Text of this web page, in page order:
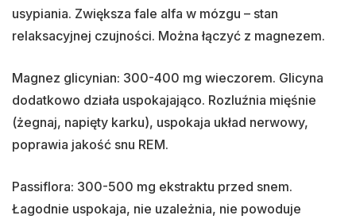
usypiania. Zwiększa fale alfa w mózgu – stan
relaksacyjnej czujności. Można łączyć z magnezem.
Magnez glicynian: 300-400 mg wieczorem. Glicyna
dodatkowo działa uspokajająco. Rozluźnia mięśnie
(żegnaj, napięty karku), uspokaja układ nerwowy,
poprawia jakość snu REM.
Passiflora: 300-500 mg ekstraktu przed snem.
Łagodnie uspokaja, nie uzależnia, nie powoduje